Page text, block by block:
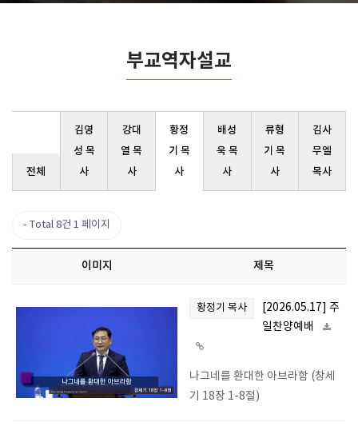
부교역자설교
전체
김영
성 목
사
강대
열 목
사
황정
기 목
사
배성
욱 목
사
류형
기 목
사
김사
무엘
목사
Total 8건 1 페이지
이미지 제목
황정기 목사
[2026.05.17] 주
일찬양예배
나그네를 환대한 아브라함 (창세
기 18장 1-8절)